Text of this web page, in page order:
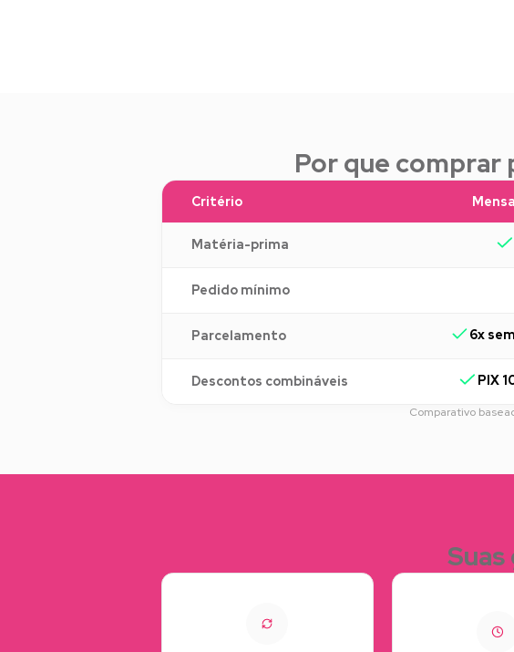
Por que comprar
Critério
Matéria-prima
Pedido mínimo
Parcelamento 6x
Descontos combináveis PIX
Comparativo